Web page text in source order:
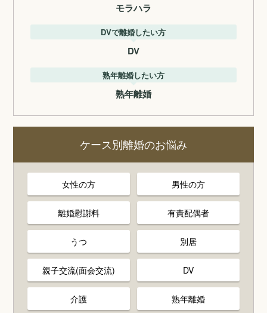
モラハラ
DVで離婚したい方
DV
熟年離婚したい方
熟年離婚
ケース別離婚のお悩み
女性の方 男性の方
離婚慰謝料 有責配偶者
うつ 別居
親子交流(面会交流) DV
介護 熟年離婚